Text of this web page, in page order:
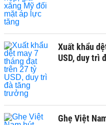
Xuất khẩu
USD, duy trì
Ghẹ Việt